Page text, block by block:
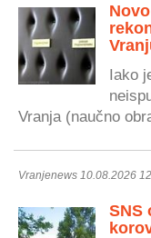
Iako
Vranja (naučno
Vranjenews 10.08.2026
SNS